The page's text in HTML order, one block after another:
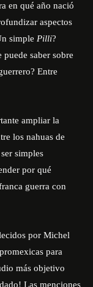
en qué año nació
aspectos
simple Pilli?
puede saber sobre
Entre
ampliar la
los nahuas de
simples
por qué
guerra con
por Michel
para
más objetivo
Las menciones